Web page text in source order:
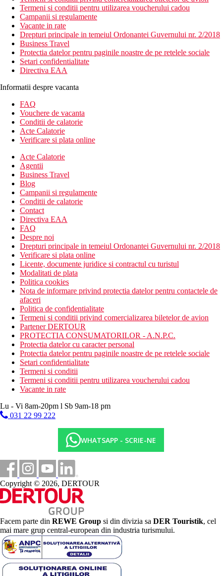
Termeni si conditii pentru utilizarea voucherului cadou
Campanii si regulamente
Vacante in rate
Drepturi principale in temeiul Ordonantei Guvernului nr. 2/2018
Business Travel
Protectia datelor pentru paginile noastre de pe retelele sociale
Setari confidentialitate
Directiva EAA
Informatii despre vacanta
FAQ
Vouchere de vacanta
Conditii de calatorie
Acte Calatorie
Verificare si plata online
Acte Calatorie
Agentii
Business Travel
Blog
Campanii si regulamente
Conditii de calatorie
Contact
Directiva EAA
FAQ
Despre noi
Drepturi principale in temeiul Ordonantei Guvernului nr. 2/2018
Verificare si plata online
Licente, documente juridice si contractul cu turistul
Modalitati de plata
Politica cookies
Nota de informare privind protectia datelor pentru contactele de
afaceri
Politica de confidentialitate
Termeni si conditii privind comercializarea biletelor de avion
Partener DERTOUR
PROTECTIA CONSUMATORILOR - A.N.P.C.
Protectia datelor cu caracter personal
Protectia datelor pentru paginile noastre de pe retelele sociale
Setari confidentialitate
Termeni si conditii
Termeni si conditii pentru utilizarea voucherului cadou
Vacante in rate
Lu - Vi 8am-20pm l Sb 9am-18 pm
031 22 99 222
WHATSAPP - SCRIE-NE
Copyright © 2026, DERTOUR
Facem parte din REWE Group si din divizia sa DER Touristik, cel
mai mare grup central-european din industria turismului.